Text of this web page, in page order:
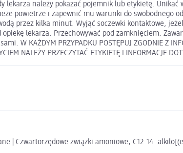
należy pokazać pojemnik lub etykietę.
powietrze i zapewnić mu warunki do swobodnego
przez kilka minut. Wyjąć soczewki kontaktowe,
lekarza. Przechowywać pod zamknięciem.
KAŻDYM PRZYPADKU POSTĘPUJ ZGODNIE Z
NALEŻY PRZECZYTAĆ ETYKIETĘ I INFORMACJE
| Czwartorzędowe związki amoniowe, C12-14-